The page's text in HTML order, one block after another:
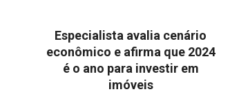
Especialista avalia cenário
econômico e afirma que 2024
é o ano para investir em
imóveis